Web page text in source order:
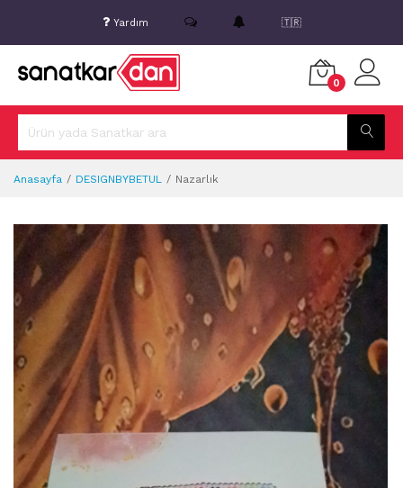
Yardım 🇹🇷
0
Anasayfa DESIGNBYBETUL Nazarlık